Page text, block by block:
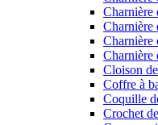
Charnière
Charnière
Charnière
Charnière
Cloison
Coffre à
Coquille
Crochet